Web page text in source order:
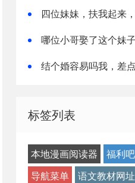
四位妹妹，扶我起来
哪位小哥娶了这个妹
结个婚容易吗我，差
标签列表
本地漫画阅读器 福利吧
导航菜单
语文教材网址